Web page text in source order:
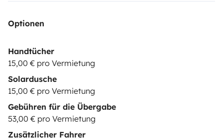
Optionen
Handtücher
15,00 € pro Vermietung
Solardusche
15,00 € pro Vermietung
Gebühren für die Übergabe
53,00 € pro Vermietung
Zusätzlicher Fahrer